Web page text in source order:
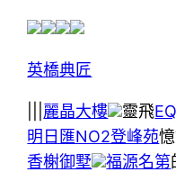
英橋典匠
麗晶大樓 靈飛
明日匯NO2登峰苑
香榭御墅
福源名第